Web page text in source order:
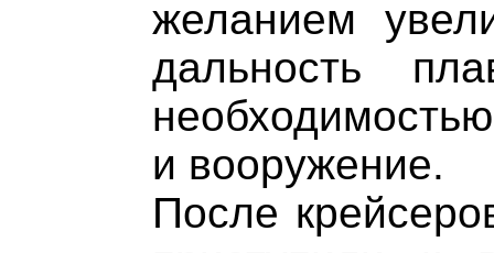
желанием
дальность
и вооружение.
После